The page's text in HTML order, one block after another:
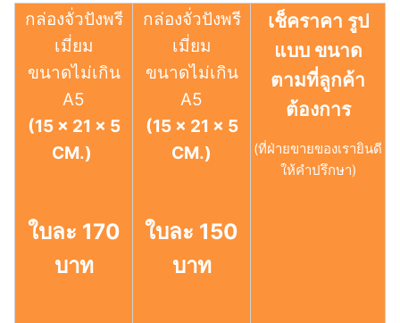
กล่องจั่วปังพรี
เมี่ยม
ขนาดไม่เกิน
A5
(15 x 21 x 5
CM.)
ใบละ 170
บาท
กล่องจั่วปังพรี
เมี่ยม
ขนาดไม่เกิน
A5
(15 x 21 x 5
CM.)
ใบละ 150
บาท
เช็คราคา รูป
แบบ ขนาด
ตามที่ลูกค้า
ต้องการ
(ที่ฝ่ายขายของเรายินดี
ให้คำปรึกษา)